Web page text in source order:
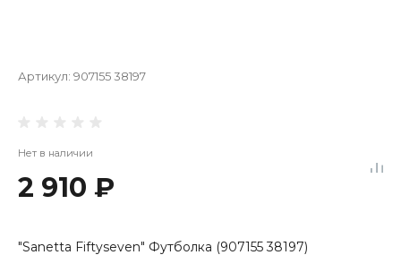
Артикул: 907155 38197
Нет в наличии
2 910 ₽
"Sanetta Fiftyseven" Футболка (907155 38197)